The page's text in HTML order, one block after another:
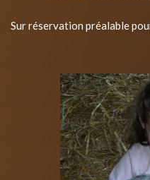
Sur réservation préalable